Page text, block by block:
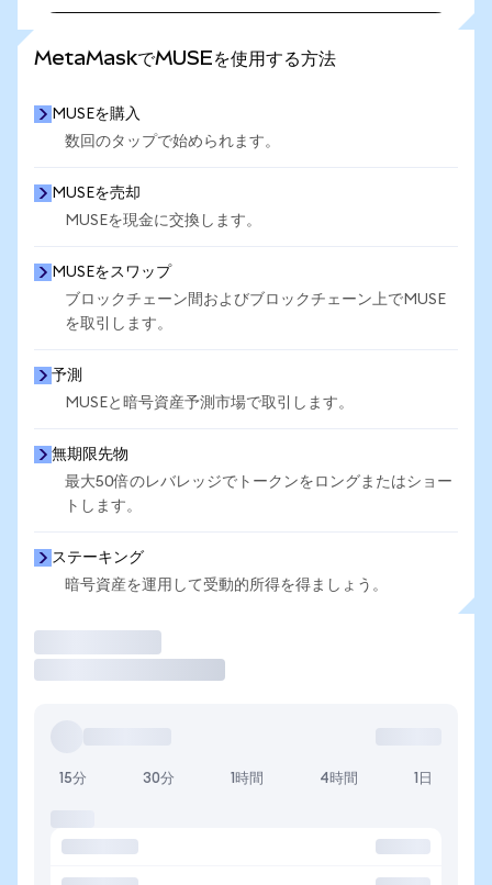
MetaMaskでMUSEを使用する方法
MUSEを購入
数回のタップで始められます。
MUSEを売却
MUSEを現金に交換します。
MUSEをスワップ
ブロックチェーン間およびブロックチェーン上でMUSE
を取引します。
予測
MUSEと暗号資産予測市場で取引します。
無期限先物
最大50倍のレバレッジでトークンをロングまたはショー
トします。
ステーキング
暗号資産を運用して受動的所得を得ましょう。
15分 30分 1時間 4時間 1日